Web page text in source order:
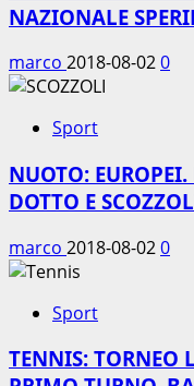
NAZIONALE
marco 2018-08-020
Sport
NUOTO:
DOTTO E
marco 2018-08-020
Sport
TENNIS: TORNEO